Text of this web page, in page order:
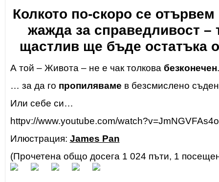
Колкото по-скоро се отървем
жажда за справедливост –
щастлив ще бъде остатъка
А той – Живота – не е чак толкова безконечен.
… за да го пропиляваме в безсмислено
Или себе си…
httpv://www.youtube.com/
Илюстрация: James Pan
(Прочетена общо досега 1 024 пъти, 1